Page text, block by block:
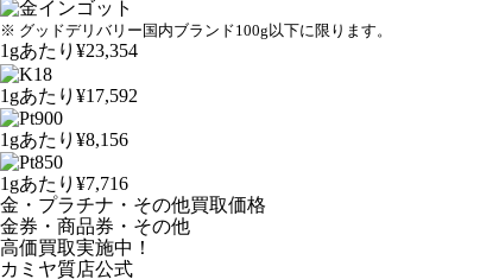
※ グッドデリバリー国内ブランド100g以下に限ります。
1gあたり ¥23,354
1gあたり ¥17,592
1gあたり ¥8,156
1gあたり ¥7,716
金・プラチナ・その他買取価格
金券・商品券・その他
高価買取実施中！
カミヤ質店公式